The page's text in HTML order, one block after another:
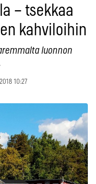
– tsekkaa
kahviloihin
luonnon
10:27